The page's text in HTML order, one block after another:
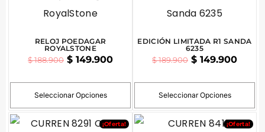
RELOJ POEDAGAR
ROYALSTONE
$188.900 $ 149.900
Seleccionar Opciones
EDICIÓN LIMITADA R1 SANDA
6235
$189.900 $ 149.900
Seleccionar Opciones
¡Oferta! ¡Oferta!